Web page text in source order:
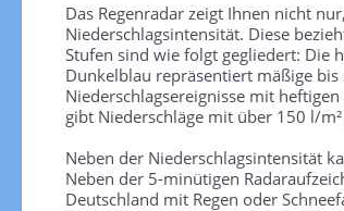
Das Regenradar zeigt Ihnen nicht
Niederschlagsintensität. Diese
Stufen sind wie folgt gegliedert: Die
Dunkelblau repräsentiert mäßige
Niederschlagsereignisse mit
gibt Niederschläge mit über 150 l/
Neben der Niederschlagsintensität
Neben der 5-minütigen
Deutschland mit Regen oder